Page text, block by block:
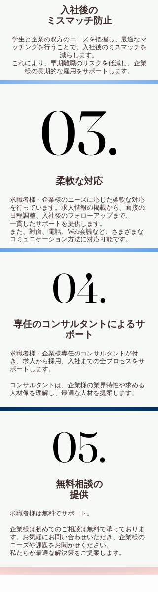
入社後の
ミスマッチ防止
学生と企業の双方のニーズを把握し、最適なマ
ッチングを行うことで、入社後のミスマッチを
減らします。
これにより、早期離職のリスクを低減し、企業
様の⻑期的な雇用をサポートします。
03.
03.
柔軟な対応
求職者様・企業様のニーズに応じた柔軟な対応
を行っています。求人情報の掲載から、面接の
日程調整、入社後のフォローアップまで、
一貫したサポートを提供します。
また、対面、電話、Web会議など、さまざまな
コミュニケーション方法に対応可能です。
04.
04.
専任のコンサルタントによるサ
ポート
求職者様・企業様専任のコンサルタントが付
き、求人から採用、入社までの全プロセスをサ
ポートします。
コンサルタントは、企業様の業界特性や求める
人材像を理解し、最適な人材を提案します。
05.
05.
無料相談の
提供
求職者様は無料でサポート。
企業様は初めてのご相談は無料で承っておりま
す。お気軽にお問い合わせいただき、企業様の
ニーズや課題をお聞かせください。
私たちが最適な解決策をご提案します。